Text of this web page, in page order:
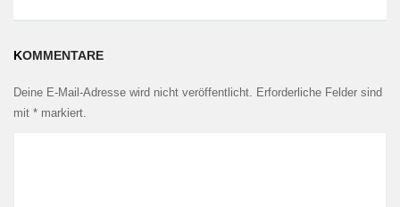
KOMMENTARE
Deine E-Mail-Adresse wird nicht veröffentlicht. Erforderliche Felder sind
mit * markiert.